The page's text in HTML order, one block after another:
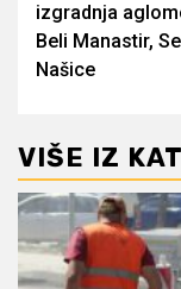
izgradnja
Beli Manastir,
Našice
VIŠE IZ